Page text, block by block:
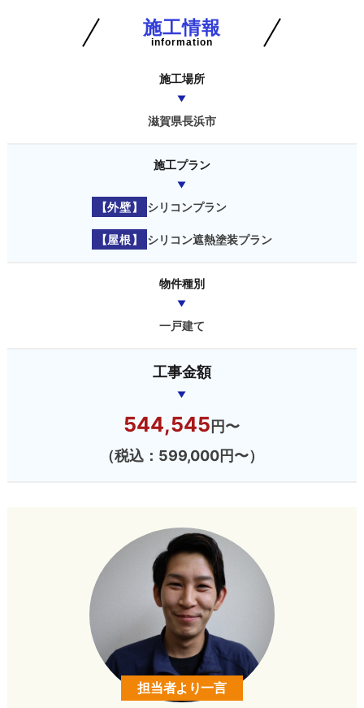
施工情報
information
施工場所
滋賀県長浜市
施工プラン
【外壁】 シリコンプラン
【屋根】 シリコン遮熱塗装プラン
物件種別
一戸建て
工事金額
544,545 円〜
（税込：599,000円〜）
担当者より一言